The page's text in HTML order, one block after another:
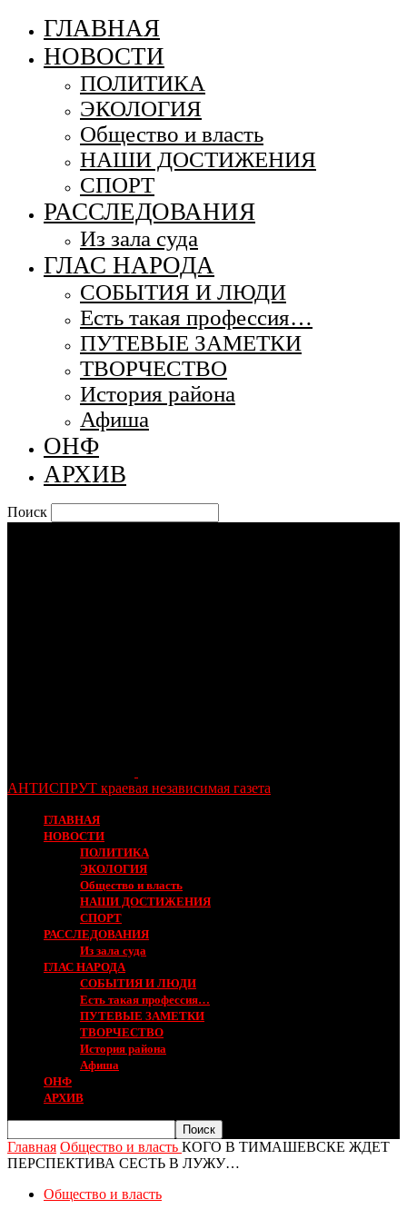
ГЛАВНАЯ
НОВОСТИ
ПОЛИТИКА
ЭКОЛОГИЯ
Общество и власть
НАШИ ДОСТИЖЕНИЯ
СПОРТ
РАССЛЕДОВАНИЯ
Из зала суда
ГЛАС НАРОДА
СОБЫТИЯ И ЛЮДИ
Есть такая профессия…
ПУТЕВЫЕ ЗАМЕТКИ
ТВОРЧЕСТВО
История района
Афиша
ОНФ
АРХИВ
Поиск
АНТИСПРУТ краевая независимая газета
ГЛАВНАЯ
НОВОСТИ
ПОЛИТИКА
ЭКОЛОГИЯ
Общество и власть
НАШИ ДОСТИЖЕНИЯ
СПОРТ
РАССЛЕДОВАНИЯ
Из зала суда
ГЛАС НАРОДА
СОБЫТИЯ И ЛЮДИ
Есть такая профессия…
ПУТЕВЫЕ ЗАМЕТКИ
ТВОРЧЕСТВО
История района
Афиша
ОНФ
АРХИВ
Главная Общество и власть КОГО В ТИМАШЕВСКЕ ЖДЕТ
ПЕРСПЕКТИВА СЕСТЬ В ЛУЖУ…
Общество и власть